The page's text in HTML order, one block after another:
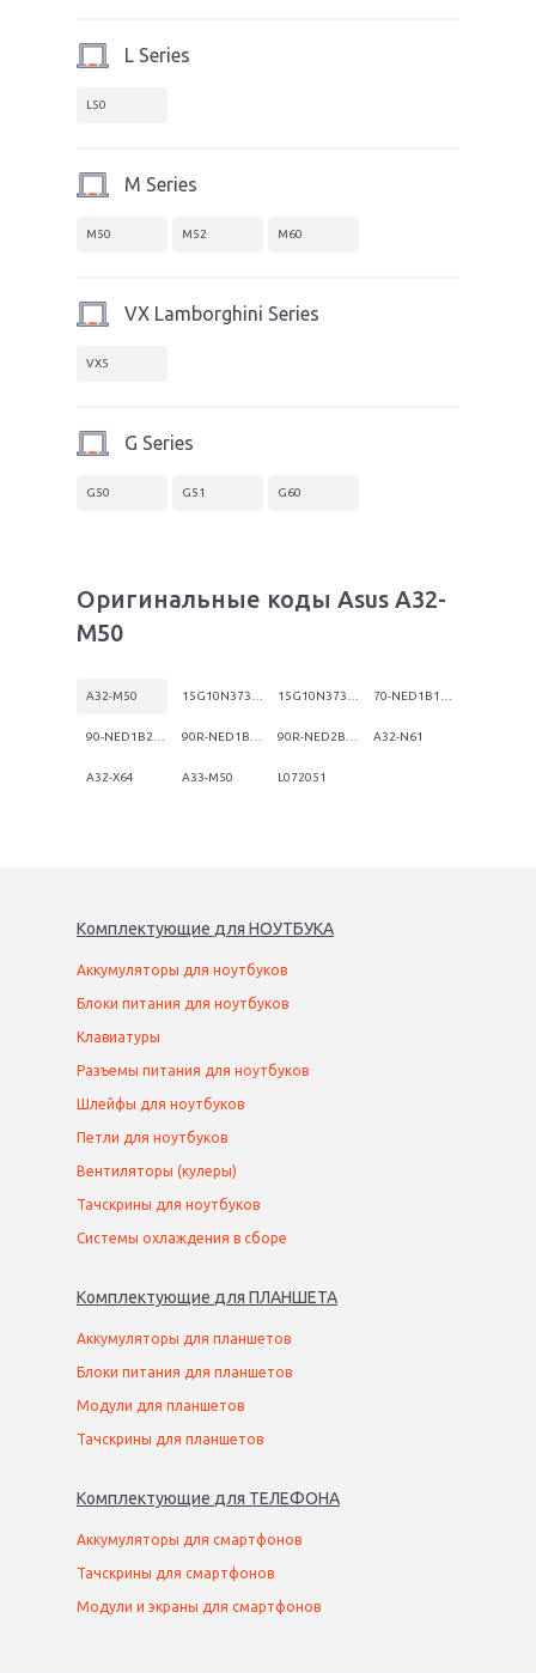
L Series
L50
M Series
M50 M52 M60
VX Lamborghini Series
VX5
G Series
G50 G51 G60
Оригинальные коды Asus A32-
M50
A32-M50
A32-N61
A32-X64 A33-M50 L072051
Комплектующие для НОУТБУКА
Аккумуляторы для ноутбуков
Блоки питания для ноутбуков
Клавиатуры
Разъемы питания для ноутбуков
Шлейфы для ноутбуков
Петли для ноутбуков
Вентиляторы (кулеры)
Тачскрины для ноутбуков
Системы охлаждения в сборе
Комплектующие для ПЛАНШЕТА
Аккумуляторы для планшетов
Блоки питания для планшетов
Модули для планшетов
Тачскрины для планшетов
Комплектующие для ТЕЛЕФОНА
Аккумуляторы для смартфонов
Тачскрины для смартфонов
Модули и экраны для смартфонов